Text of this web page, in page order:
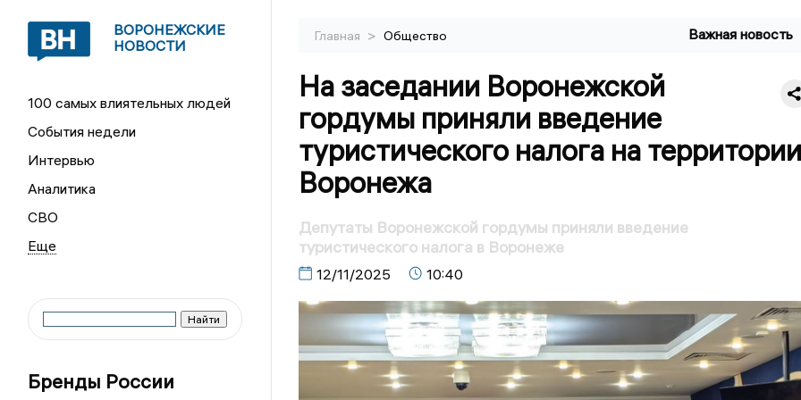
ВОРОНЕЖСКИЕ
НОВОСТИ
100 самых влиятельных людей
События недели
Интервью
Аналитика
СВО
Бренды России
Главная > Общество Важная новость
На заседании Воронежской
гордумы приняли введение
туристического налога на территории
Воронежа
Депутаты Воронежской гордумы приняли введение
туристического налога в Воронеже
12/11/2025 10:40